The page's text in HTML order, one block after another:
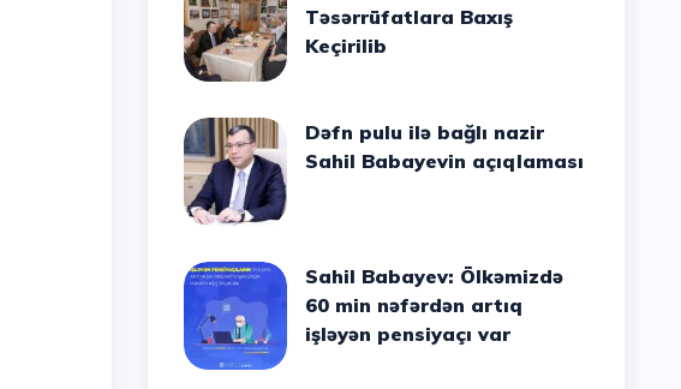
Təsərrüfatlara Baxış
Keçirilib
Dəfn pulu ilə bağlı nazir
Sahil Babayevin açıqlaması
Sahil Babayev: Ölkəmizdə
60 min nəfərdən artıq
işləyən pensiyaçı var